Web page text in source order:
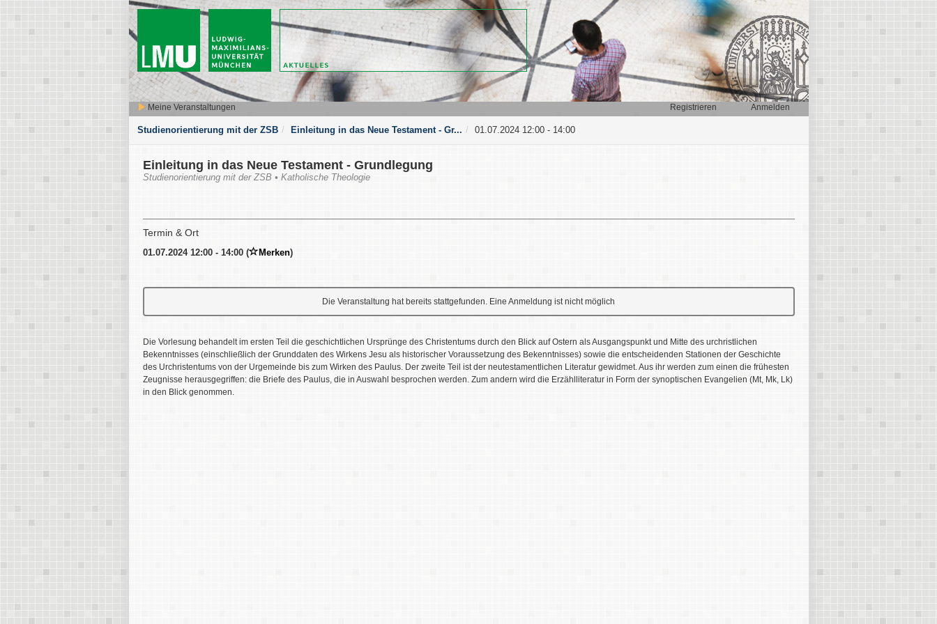
Meine Veranstaltungen Anmelden
Registrieren
Studienorientierung mit der ZSB Einleitung in das Neue Testament - Gr... 01.07.2024 12:00 - 14:00
Einleitung in das Neue Testament - Grundlegung
Studienorientierung mit der ZSB • Katholische Theologie
Termin & Ort
01.07.2024 12:00 - 14:00 ( Merken)
Die Veranstaltung hat bereits stattgefunden. Eine Anmeldung ist nicht möglich
Die Vorlesung behandelt im ersten Teil die geschichtlichen Ursprünge des Christentums durch den Blick auf Ostern als Ausgangspunkt und Mitte des urchristlichen
Bekenntnisses (einschließlich der Grunddaten des Wirkens Jesu als historischer Voraussetzung des Bekenntnisses) sowie die entscheidenden Stationen der Geschichte
des Urchristentums von der Urgemeinde bis zum Wirken des Paulus. Der zweite Teil ist der neutestamentlichen Literatur gewidmet. Aus ihr werden zum einen die frühesten
Zeugnisse herausgegriffen: die Briefe des Paulus, die in Auswahl besprochen werden. Zum andern wird die Erzählliteratur in Form der synoptischen Evangelien (Mt, Mk, Lk)
in den Blick genommen.